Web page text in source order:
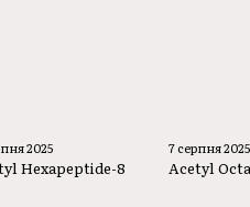
2025
Hexapeptide-8
7 серпня 2025
Acetyl